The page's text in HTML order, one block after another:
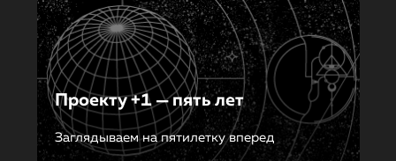
Проекту +1 — пять лет
Заглядываем на пятилетку вперед